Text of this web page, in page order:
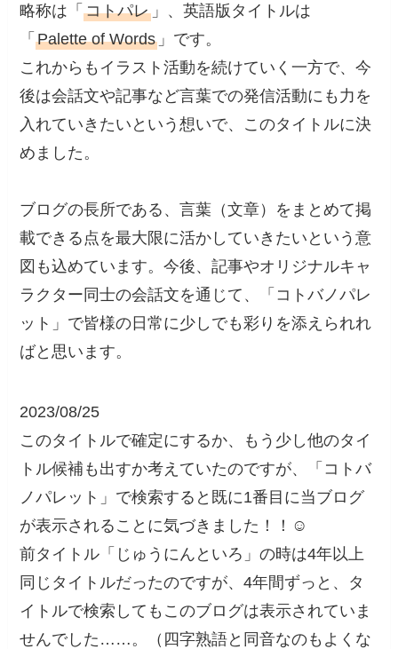
略称は「コトパレ 」、英語版タイトルは
「Palette of Words 」です。
これからもイラスト活動を続けていく一方で、今
後は会話文や記事など言葉での発信活動にも力を
入れていきたいという想いで、このタイトルに決
めました。
ブログの長所である、言葉（文章）をまとめて掲
載できる点を最大限に活かしていきたいという意
図も込めています。今後、記事やオリジナルキャ
ラクター同士の会話文を通じて、「コトバノパレ
ット」で皆様の日常に少しでも彩りを添えられれ
ばと思います。
2023/08/25
このタイトルで確定にするか、もう少し他のタイ
トル候補も出すか考えていたのですが、「コトバ
ノパレット」で検索すると既に1番目に当ブログ
が表示されることに気づきました！！☺️
前タイトル「じゅうにんといろ」の時は4年以上
同じタイトルだったのですが、4年間ずっと、タ
イトルで検索してもこのブログは表示されていま
せんでした……。（四字熟語と同音なのもよくな